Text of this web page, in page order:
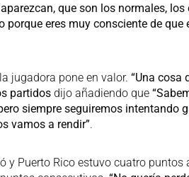
que son los normales, los
eres muy consciente de que
jugadora pone en valor. “Una cosa
partidos dijo añadiendo que
siempre seguiremos intentando
vamos a rendir”.
y Puerto Rico estuvo cuatro puntos